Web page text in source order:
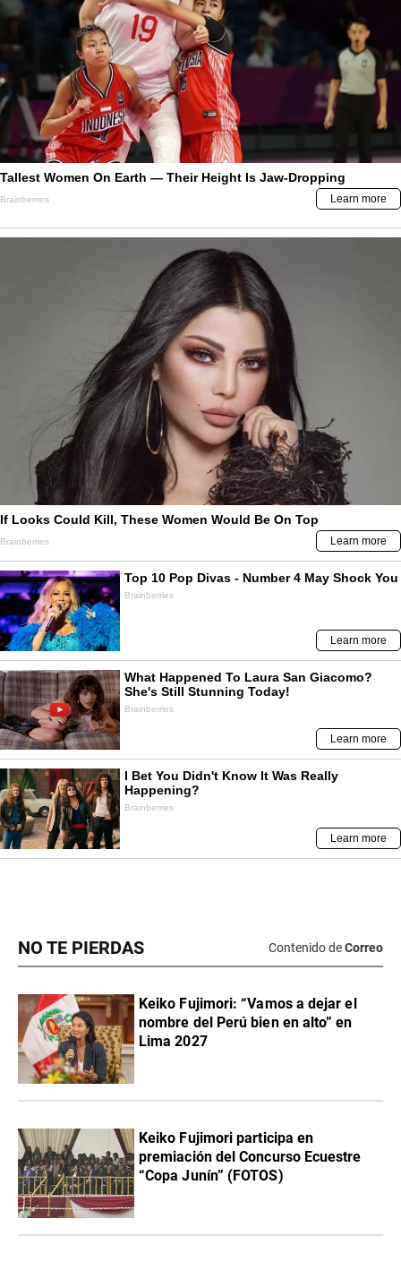
NO TE PIERDAS Contenido deCorreo
Keiko Fujimori: “Vamos a dejar el
nombre del Perú bien en alto” en
Lima 2027
Keiko Fujimori participa en
premiación del Concurso Ecuestre
“Copa Junín” (FOTOS)